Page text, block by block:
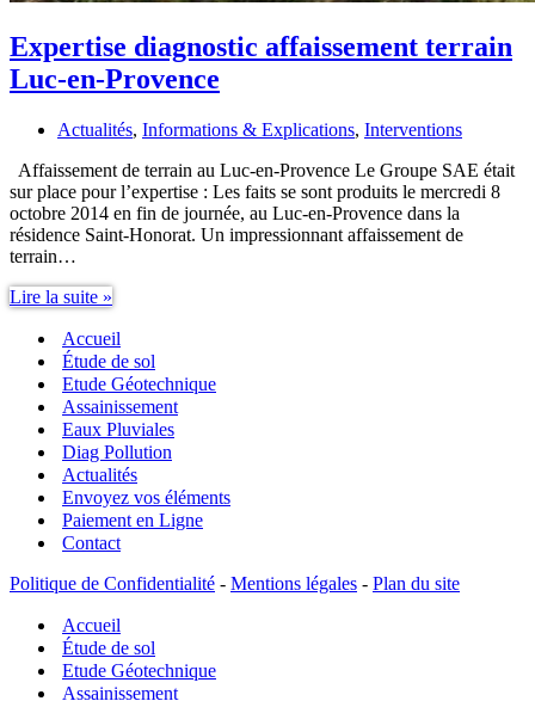
Expertise diagnostic affaissement terrain
Luc-en-Provence
Actualités, Informations & Explications, Interventions
Affaissement de terrain au Luc-en-Provence Le Groupe SAE était
sur place pour l’expertise : Les faits se sont produits le mercredi 8
octobre 2014 en fin de journée, au Luc-en-Provence dans la
résidence Saint-Honorat. Un impressionnant affaissement de
terrain…
Lire la suite »
affaissement
terrain
Luc-
en-
Provence
Accueil
Étude de sol
Etude Géotechnique
Assainissement
Eaux Pluviales
Diag Pollution
Actualités
Envoyez vos éléments
Paiement en Ligne
Contact
Politique de Confidentialité - Mentions légales - Plan du site
Accueil
Étude de sol
Etude Géotechnique
Assainissement